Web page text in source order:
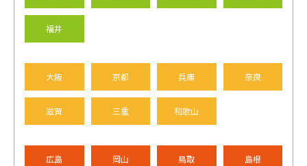
福井
大阪 京都 兵庫 奈良
滋賀 三重 和歌山
広島 岡山 鳥取 島根